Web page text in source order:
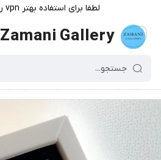
لطفا برای استفاده بهتر vpn را خاموش کنید
Zamani Gallery